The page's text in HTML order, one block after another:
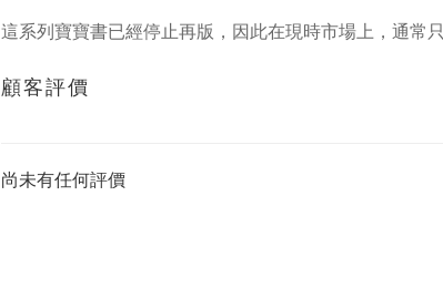
這系列寶寶書已經停止再版，因此在現時市場上，通常
顧客評價
尚未有任何評價